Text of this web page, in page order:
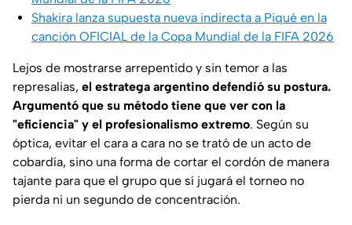
Shakira lanza supuesta nueva indirecta a Piqué en la
canción OFICIAL de la Copa Mundial de la FIFA 2026
Lejos de mostrarse arrepentido y sin temor a las
represalias, el estratega argentino defendió su postura.
Argumentó que su método tiene que ver con la
"eficiencia" y el profesionalismo extremo. Según su
óptica, evitar el cara a cara no se trató de un acto de
cobardía, sino una forma de cortar el cordón de manera
tajante para que el grupo que sí jugará el torneo no
pierda ni un segundo de concentración.